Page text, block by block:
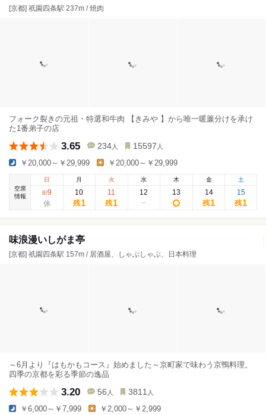
[京都] 祇園四条駅 237m / 焼肉
フォーク裂きの元祖・特選和牛肉 【きみや 】から唯一暖簾分けを承け
た1番弟子の店
3.65 234 人 15597 人
￥20,000～￥29,999 ￥20,000～￥29,999
空席
情報
日
8/9
月
10
残1
火
11
残1
水
12
木
13
金
14
残1
土
15
残1
味浪漫いしがま亭
[京都] 祇園四条駅 157m / 居酒屋、しゃぶしゃぶ、日本料理
～6月より『はもかもコース』始めました～京町家で味わう京鴨料理。
四季の京都を彩る季節の逸品
3.20 56 人 3811 人
￥6,000～￥7,999 ￥2,000～￥2,999